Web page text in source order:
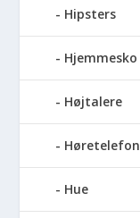
Hipsters
Hjemmesko
Højtalere
Høretelefon
Hue